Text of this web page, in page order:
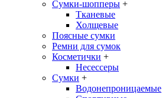
Сумки-шопперы +
Тканевые
Холщевые
Поясные сумки
Ремни для сумок
Косметички +
Несессеры
Сумки +
Водонепроницаемые